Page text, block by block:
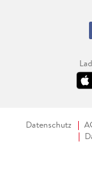
Datenschutz